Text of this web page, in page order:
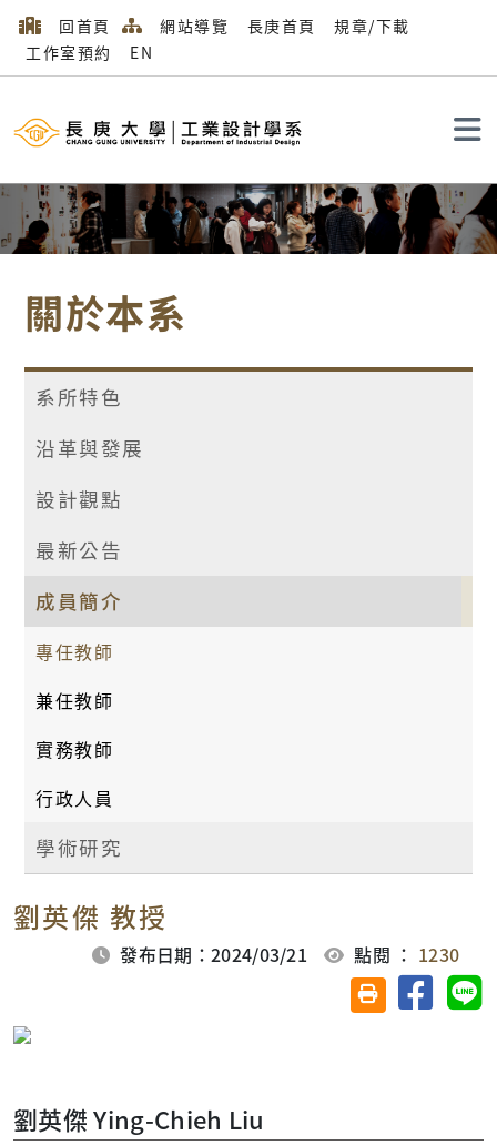
回首頁 網站導覽 長庚首頁
規章/下載
工作室預約
EN
關於本系
系所特色
沿革與發展
設計觀點
最新公告
成員簡介
專任教師
兼任教師
實務教師
行政人員
學術研究
劉英傑 教授
發布日期：2024/03/21 點閱 ： 1230
友善列印(另開視
分享至
劉英傑 Ying-Chieh Liu